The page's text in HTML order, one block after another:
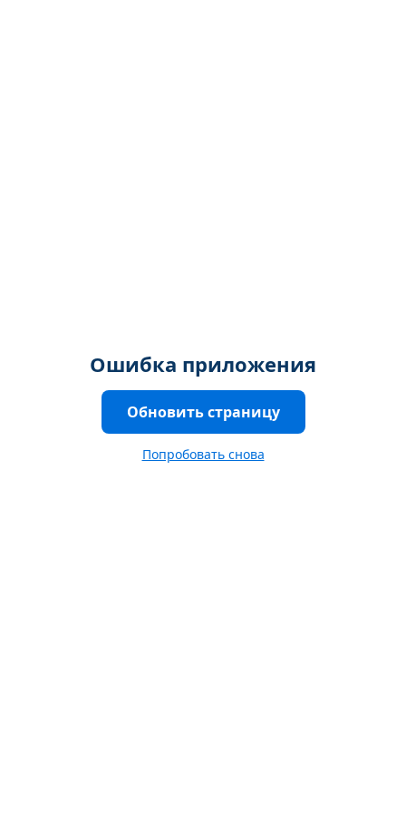
Ошибка приложения
Обновить страницу
Попробовать снова